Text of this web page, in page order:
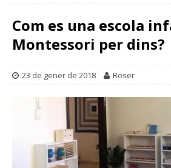
Com es una escola
Montessori per dins?
23 de gener de 2018 Roser